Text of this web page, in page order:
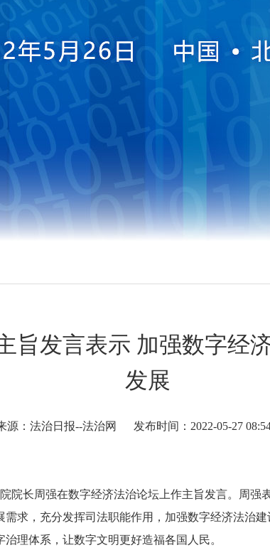
旨发言表示 加强数字经
发展
源：法治日报--法治网 发布时间：2022-05-27
长周强在数字经济法治论坛上作主旨发言。周强
求，充分发挥司法职能作用，加强数字经济法治
理体系，让数字文明更好造福各国人民。